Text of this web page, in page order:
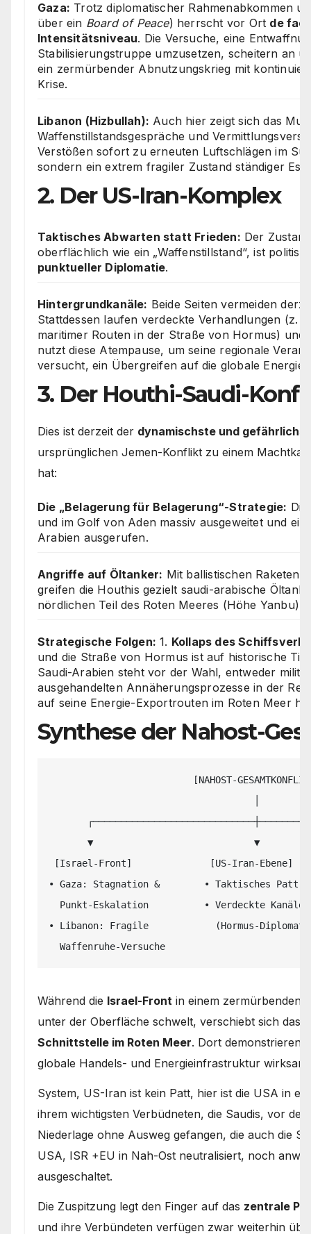
Gaza: Trotz diplomatischer Rahmenabkommen
über ein Board of Peace) herrscht vor Ort de
Intensitätsniveau. Die Versuche, eine
Stabilisierungstruppe umzusetzen, scheitern an
ein zermürbender Abnutzungskrieg mit
Krise.
Libanon (Hizbullah): Auch hier zeigt sich das
Waffenstillstandsgespräche und
Verstößen sofort zu erneuten Luftschlägen im
sondern ein extrem fragiler Zustand ständiger
2. Der US-Iran-Komplex
Taktisches Abwarten statt Frieden: Der
oberflächlich wie ein „Waffenstillstand“, ist
punktueller Diplomatie.
Hintergrundkanäle: Beide Seiten vermeiden
Stattdessen laufen verdeckte Verhandlungen (z.
maritimer Routen in der Straße von Hormus)
nutzt diese Atempause, um seine regionale
versucht, ein Übergreifen auf die globale
3. Der Houthi-Saudi-
Dies ist derzeit der dynamischste und
ursprünglichen Jemen-Konflikt zu einem
hat:
Die „Belagerung für Belagerung“-Strategie:
und im Golf von Aden massiv ausgeweitet und
Arabien ausgerufen.
Angriffe auf Öltanker: Mit ballistischen Raketen
greifen die Houthis gezielt saudi-arabische
nördlichen Teil des Roten Meeres (Höhe Yanbu)
Strategische Folgen: 1. Kollaps des
und die Straße von Hormus ist auf historische
Saudi-Arabien steht vor der Wahl, entweder
ausgehandelten Annäherungsprozesse in der
auf seine Energie-Exportrouten im Roten Meer
Synthese der Nahost-
• Gaza: Stagnation &        • Taktisches Patt
• Libanon: Fragile            (Hormus-
Während die Israel-Front in einem zermürbenden
unter der Oberfläche schwelt, verschiebt sich das
Schnittstelle im Roten Meer. Dort demonstrieren
globale Handels- und Energieinfrastruktur
System, US-Iran ist kein Patt, hier ist die USA in
ihrem wichtigsten Verbüdneten, die Saudis, vor
Niederlage ohne Ausweg gefangen, die auch die
USA, ISR +EU in Nah-Ost neutralisiert, noch
ausgeschaltet.
Die Zuspitzung legt den Finger auf das zentrale
und ihre Verbündeten verfügen zwar weiterhin